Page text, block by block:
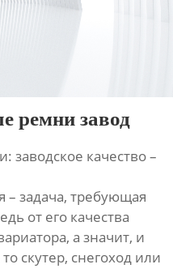
ремни завод
заводское качество –
– задача, требующая
от его качества
а значит, и
скутер, снегоход или